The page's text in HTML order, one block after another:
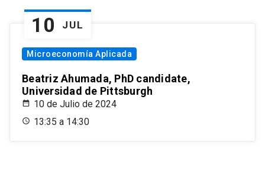
10 JUL
Microeconomía Aplicada
Beatriz Ahumada, PhD candidate,
Universidad de Pittsburgh
10 de Julio de 2024
13:35 a 14:30